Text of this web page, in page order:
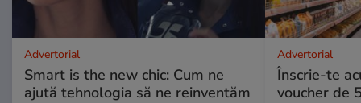
Advertorial
Smart is the new chic: Cum ne
ajută tehnologia să ne reinventăm
Advertorial
Înscrie-te
voucher de